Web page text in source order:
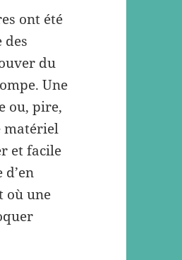
ont été
des
du
Une
ou, pire,
matériel
et facile
où une